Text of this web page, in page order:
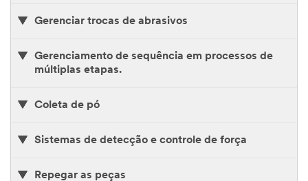
Gerenciar trocas de abrasivos
Gerenciamento de sequência em processos de
múltiplas etapas.
Coleta de pó
Sistemas de detecção e controle de força
Repegar as peças